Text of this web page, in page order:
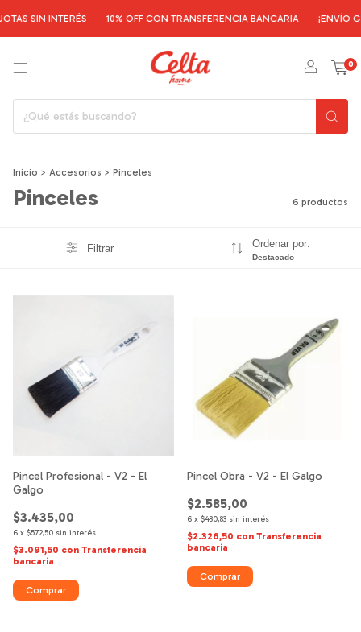
SIN INTERÉS 10% OFF CON TRANSFERENCIA BANCARIA ¡ENVÍO
0
Inicio > Accesorios > Pinceles
Pinceles 6 productos
Filtrar Ordenar por:
Destacado
Pincel Profesional - V2 - El
Galgo
$3.435,00
6 x $572,50 sin interés
$3.091,50 con Transferencia
bancaria
Comprar
Pincel Obra - V2 - El Galgo
$2.585,00
6 x $430,83 sin interés
$2.326,50 con Transferencia
bancaria
Comprar